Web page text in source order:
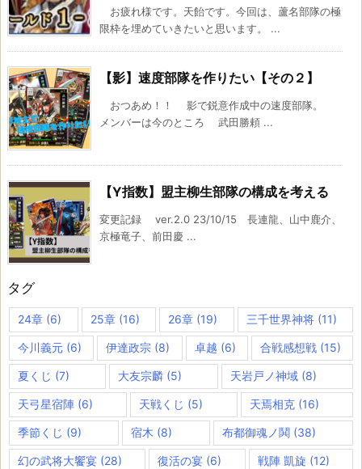
お疲れ様です。天飴です。今回は、蘆名部隊の極
限枠を埋めていきたいと思います。 ...
【影】速度部隊を作りたい【その２】
おつあめ！！ 影で鋭意作成中の速度部隊。
メンバーは今のところ 武田勝頼 ...
【Y指数】盟主柳生部隊の構成を考える
変更記録 ver.2.0 23/10/15 長連龍、山中鹿介、
京極竜子、前田慶 ...
タグ
24章 (6) 25章(16) 26章 (19) 三千世界神将(11)
今川義元 (6) 伊達政宗 (8) 卓越 (6) 合戦感想戦(15)
夏くじ (7) 大友宗麟 (5) 天岩戸ノ神域 (8)
天弓星宿陣 (6) 天戦くじ (5) 天焉相克(16)
季節くじ (9) 宿木 (8) 布都御魂ノ鬨(38)
幻の武将大饗宴 (28) 復活の宴 (6) 戦陣 凱旋 (12)